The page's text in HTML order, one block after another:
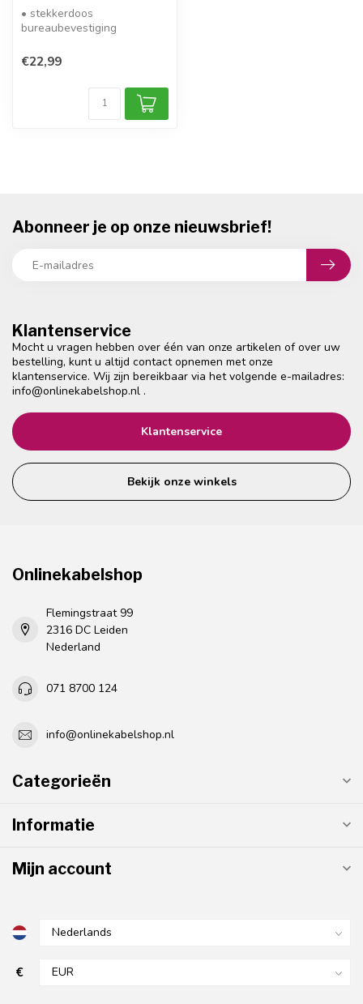
• stekkerdoos
bureaubevestiging
schroefklem
• bevestiging ...
€22,99
Klantenservice
Mocht u vragen hebben over één van onze artikelen of over uw
bestelling, kunt u altijd contact opnemen met onze
klantenservice. Wij zijn bereikbaar via het volgende e-mailadres:
info@onlinekabelshop.nl .
Klantenservice
Bekijk onze winkels
Abonneer je op onze nieuwsbrief!
Onlinekabelshop
Flemingstraat 99
2316 DC Leiden
Nederland
071 8700 124
info@onlinekabelshop.nl
Categorieën
Informatie
Mijn account
€